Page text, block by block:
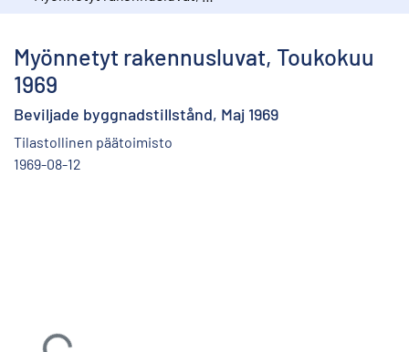
Myönnetyt rakennusluvat, Toukokuu
1969
Beviljade byggnadstillstånd, Maj 1969
Tilastollinen päätoimisto
1969-08-12